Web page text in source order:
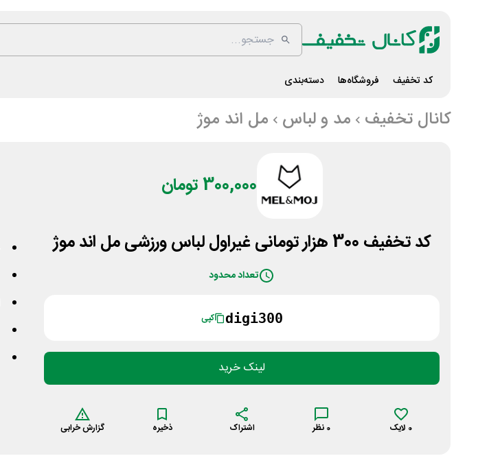
کد تخفیف فروشگاه‌ها دسته‌بندی
کانال تخفیف مد و لباس مل اند موژ
300,000 تومان
کد تخفیف 300 هزار تومانی غیراول لباس ورزشی مل اند موژ
تعداد محدود
digi300 کپی
لینک خرید
0 لایک 0 نظر اشتراک ذخیره گزارش خرابی